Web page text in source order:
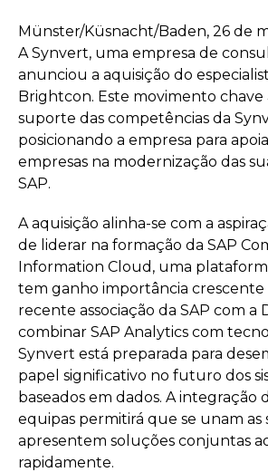
Münster/Küsnacht/Baden, 26 de
A Synvert, uma empresa de
anunciou a aquisição do
Brightcon. Este movimento chave
suporte das competências da
posicionando a empresa para
empresas na modernização das
SAP.
A aquisição alinha-se com a
de liderar na formação da SAP
Information Cloud, uma
tem ganho importância crescente
recente associação da SAP com a
combinar SAP Analytics com
Synvert está preparada para
papel significativo no futuro dos
baseados em dados. A integração
equipas permitirá que se unam as
apresentem soluções conjuntas
rapidamente.